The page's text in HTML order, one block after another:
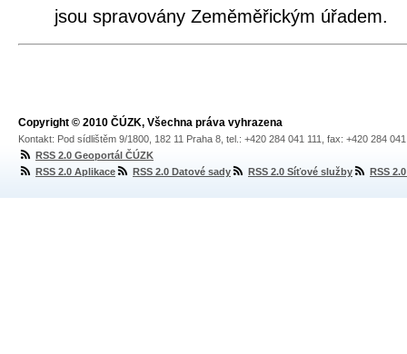
jsou spravovány Zeměměřickým úřadem.
Copyright © 2010 ČÚZK, Všechna práva vyhrazena
Kontakt: Pod sídlištěm 9/1800, 182 11 Praha 8, tel.: +420 284 041 111, fax: +420 284
RSS 2.0 Geoportál ČÚZK
RSS 2.0 Aplikace
RSS 2.0 Datové sady RSS 2.0 Síťové služby RSS